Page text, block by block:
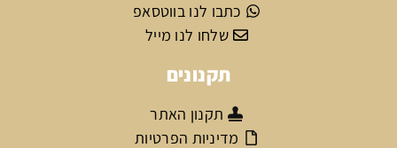
כתבו לנו בווטסאפ
שלחו לנו מייל
תקנונים
תקנון האתר
מדיניות הפרטיות